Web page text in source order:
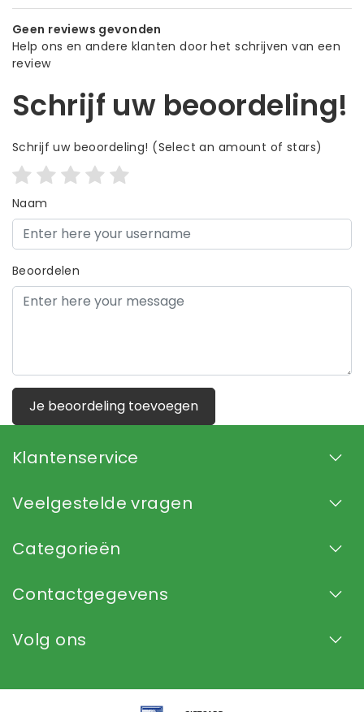
Geen reviews gevonden
Help ons en andere klanten door het schrijven van een
review
Schrijf uw beoordeling!
Schrijf uw beoordeling! (Select an amount of stars)
Naam
Beoordelen
Je beoordeling toevoegen
Klantenservice
Veelgestelde vragen
Categorieën
Contactgegevens
Volg ons